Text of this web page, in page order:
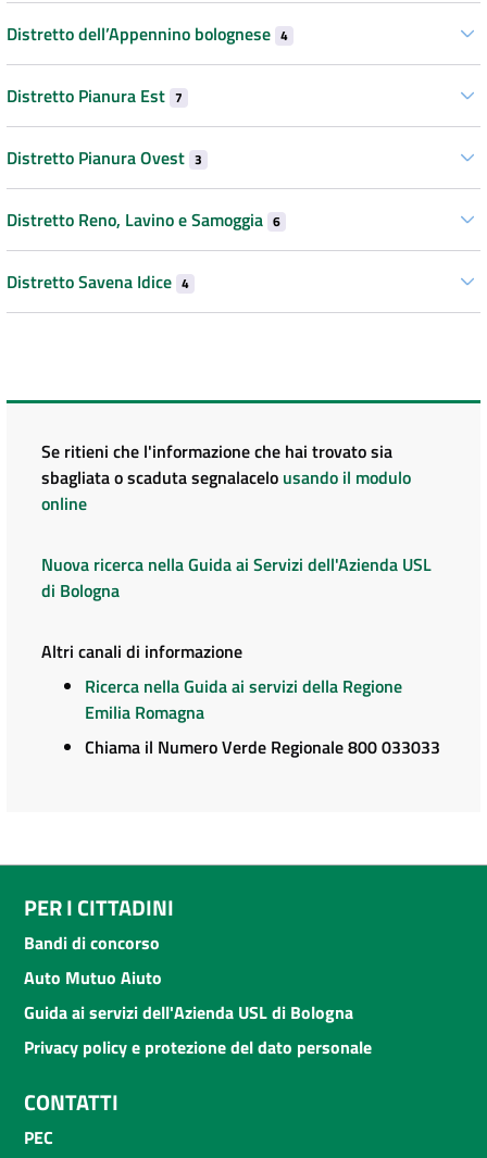
Distretto dell’Appennino bolognese 4
Distretto Pianura Est 7
Distretto Pianura Ovest 3
Distretto Reno, Lavino e Samoggia 6
Distretto Savena Idice 4
Se ritieni che l'informazione che hai trovato sia
sbagliata o scaduta segnalacelo usando il modulo
online
Nuova ricerca nella Guida ai Servizi dell'Azienda USL
di Bologna
Altri canali di informazione
Ricerca nella Guida ai servizi della Regione
Emilia Romagna
Chiama il Numero Verde Regionale 800 033033
PER I CITTADINI
Bandi di concorso
Auto Mutuo Aiuto
Guida ai servizi dell'Azienda USL di Bologna
Privacy policy e protezione del dato personale
CONTATTI
PEC